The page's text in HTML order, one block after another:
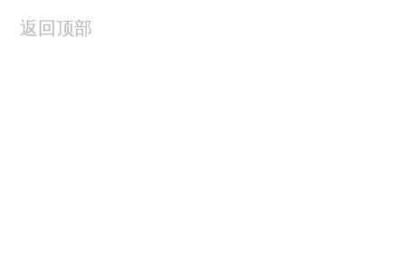
返回顶部